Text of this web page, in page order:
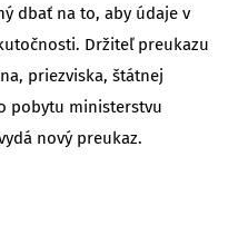
dbať na to, aby údaje v
Držiteľ preukazu
priezviska, štátnej
pobytu ministerstvu
nový preukaz.